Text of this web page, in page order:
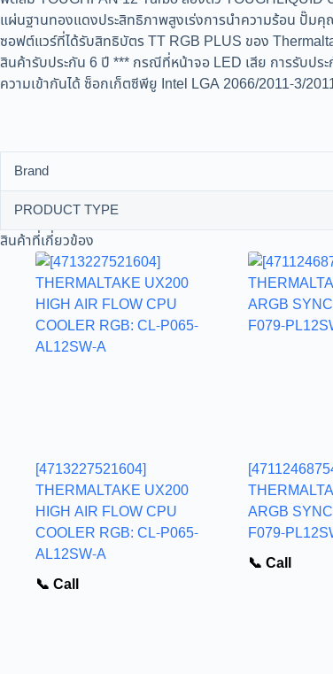
แผ่นฐานทองแดงประสิทธิภาพสูงเร่งการนำความร้อน ปั๊ม
ซอฟต์แวร์ที่ได้รับสิทธิบัตร TT RGB PLUS ของ
สินค้ารับประกัน 6 ปี *** กรณีที่หน้าจอ LED เสีย การรับประ
ความเข้ากันได้ ซ็อกเก็ตซีพียู Intel LGA 2066/2011-3/
Brand
PRODUCT TYPE
สินค้าที่เกี่ยวข้อง
[4713227521604]
THERMALTAKE UX200
HIGH AIR FLOW CPU
COOLER RGB: CL-P065-
AL12SW-A
📞 Call
ARGB
F079-
📞 Call